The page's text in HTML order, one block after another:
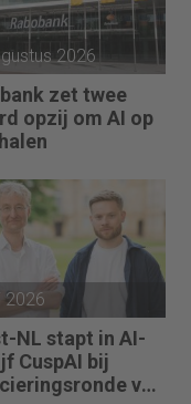
2026
zet twee
opzij om AI op
2026
NL stapt in AI-
CuspAI bij
van